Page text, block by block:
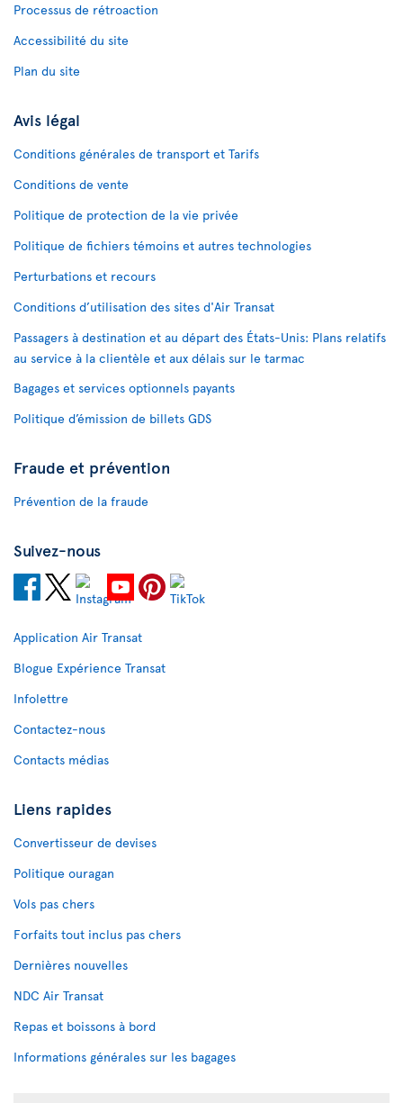
Processus de rétroaction
Accessibilité du site
Plan du site
Avis légal
Conditions générales de transport et Tarifs
Conditions de vente
Politique de protection de la vie privée
Politique de fichiers témoins et autres technologies
Perturbations et recours
Conditions d’utilisation des sites d'Air Transat
Passagers à destination et au départ des États-Unis: Plans relatifs
au service à la clientèle et aux délais sur le tarmac
Bagages et services optionnels payants
Politique d’émission de billets GDS
Fraude et prévention
Prévention de la fraude
Suivez-nous
Application Air Transat
Blogue Expérience Transat
Infolettre
Contactez-nous
Contacts médias
Liens rapides
Convertisseur de devises
Politique ouragan
Vols pas chers
Forfaits tout inclus pas chers
Dernières nouvelles
NDC Air Transat
Repas et boissons à bord
Informations générales sur les bagages